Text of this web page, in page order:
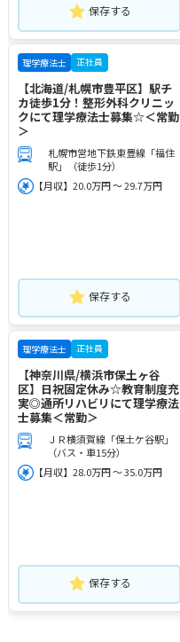
保存する
理学療法士 正社員
【北海道/札幌市豊平区】駅チ
カ徒歩1分！整形外科クリニッ
クにて理学療法士募集☆＜常勤
＞
札幌市営地下鉄東豊線「福住
駅」（徒歩1分）
【月収】20.0万円 ～ 29.7万円
保存する
理学療法士 正社員
【神奈川県/横浜市保土ヶ谷
区】日祝固定休み☆教育制度充
実◎通所リハビリにて理学療法
士募集＜常勤＞
ＪＲ横須賀線「保土ケ谷駅」
（バス・車15分）
【月収】28.0万円 ～ 35.0万円
保存する